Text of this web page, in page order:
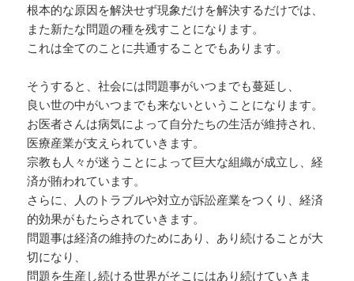
根本的な原因を解決せず現象だけを解決するだけでは、
また新たな問題の種を残すことになります。
これは全てのことに共通することでもあります。
そうすると、社会には問題事がいつまでも蔓延し、
良い世の中がいつまでも来ないということになります。
お医者さんは病気によって自分たちの生活が維持され、
医療産業が支えられていきます。
宗教も人々が迷うことによって巨大な組織が成立し、経
済が賄われています。
さらに、人のトラブルや対立が訴訟産業をつくり、経済
的効果がもたらされていきます。
問題事は経済の維持のためにあり、あり続けることが大
切になり、
問題を生産し続ける世界がそこにはあり続けていきま